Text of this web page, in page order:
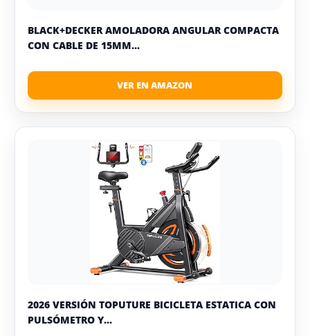
BLACK+DECKER AMOLADORA ANGULAR COMPACTA
CON CABLE DE 15MM...
2026 VERSIÓN TOPUTURE BICICLETA ESTATICA CON
PULSÓMETRO Y...